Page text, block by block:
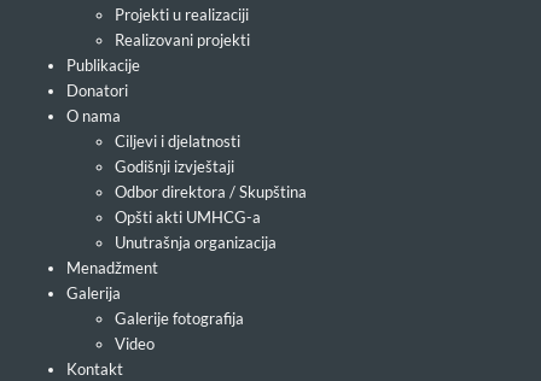
Projekti u realizaciji
Realizovani projekti
Publikacije
Donatori
O nama
Ciljevi i djelatnosti
Godišnji izvještaji
Odbor direktora / Skupština
Opšti akti UMHCG-a
Unutrašnja organizacija
Menadžment
Galerija
Galerije fotografija
Video
Kontakt